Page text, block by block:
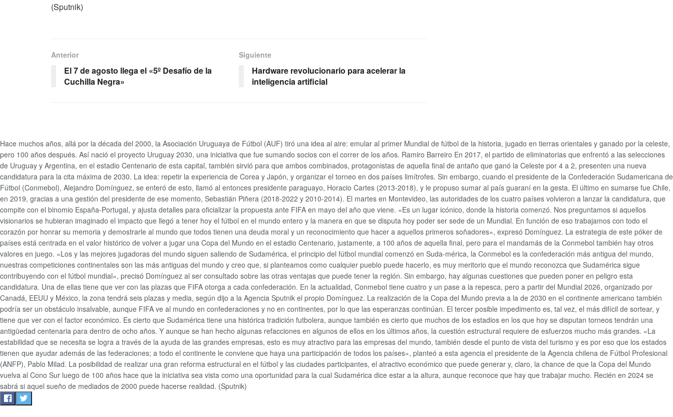
(Sputnik)
Anterior
El 7 de agosto llega el «5º Desafío de la
Cuchilla Negra»
Siguiente
Hardware revolucionario para acelerar la
inteligencia artificial
Hace muchos años, allá por la década del 2000, la Asociación Uruguaya de Fútbol (AUF) tiró una idea al aire: emular al primer Mundial de fútbol de la historia, jugado en tierras orientales y ganado por la celeste,
pero 100 años después. Así nació el proyecto Uruguay 2030, una iniciativa que fue sumando socios con el correr de los años. Ramiro Barreiro En 2017, el partido de eliminatorias que enfrentó a las selecciones
de Uruguay y Argentina, en el estadio Centenario de esta capital, también sirvió para que ambos combinados, protagonistas de aquella final de antaño que ganó la Celeste por 4 a 2, presenten una nueva
candidatura para la cita máxima de 2030. La idea: repetir la experiencia de Corea y Japón, y organizar el torneo en dos países limítrofes. Sin embargo, cuando el presidente de la Confederación Sudamericana de
Fútbol (Conmebol), Alejandro Domínguez, se enteró de esto, llamó al entonces presidente paraguayo, Horacio Cartes (2013-2018), y le propuso sumar al país guaraní en la gesta. El último en sumarse fue Chile,
en 2019, gracias a una gestión del presidente de ese momento, Sebastián Piñera (2018-2022 y 2010-2014). El martes en Montevideo, las autoridades de los cuatro países volvieron a lanzar la candidatura, que
compite con el binomio España-Portugal, y ajusta detalles para oficializar la propuesta ante FIFA en mayo del año que viene. «Es un lugar icónico, donde la historia comenzó. Nos preguntamos si aquellos
visionarios se hubieran imaginado el impacto que llegó a tener hoy el fútbol en el mundo entero y la manera en que se disputa hoy poder ser sede de un Mundial. En función de eso trabajamos con todo el
corazón por honrar su memoria y demostrarle al mundo que todos tienen una deuda moral y un reconocimiento que hacer a aquellos primeros soñadores», expresó Domínguez. La estrategia de este póker de
países está centrada en el valor histórico de volver a jugar una Copa del Mundo en el estadio Centenario, justamente, a 100 años de aquella final, pero para el mandamás de la Conmebol también hay otros
valores en juego. «Los y las mejores jugadoras del mundo siguen saliendo de Sudamérica, el principio del fútbol mundial comenzó en Suda-mérica, la Conmebol es la confederación más antigua del mundo,
nuestras competiciones continentales son las más antiguas del mundo y creo que, si planteamos como cualquier pueblo puede hacerlo, es muy meritorio que el mundo reconozca que Sudamérica sigue
contribuyendo con el fútbol mundial», precisó Domínguez al ser consultado sobre las otras ventajas que puede tener la región. Sin embargo, hay algunas cuestiones que pueden poner en peligro esta
candidatura. Una de ellas tiene que ver con las plazas que FIFA otorga a cada confederación. En la actualidad, Conmebol tiene cuatro y un pase a la repesca, pero a partir del Mundial 2026, organizado por
Canadá, EEUU y México, la zona tendrá seis plazas y media, según dijo a la Agencia Sputnik el propio Domínguez. La realización de la Copa del Mundo previa a la de 2030 en el continente americano también
podría ser un obstáculo insalvable, aunque FIFA ve al mundo en confederaciones y no en continentes, por lo que las esperanzas continúan. El tercer posible impedimento es, tal vez, el más difícil de sortear, y
tiene que ver con el factor económico. Es cierto que Sudamérica tiene una histórica tradición futbolera, aunque también es cierto que muchos de los estadios en los que hoy se disputan torneos tendrán una
antigüedad centenaria para dentro de ocho años. Y aunque se han hecho algunas refacciones en algunos de ellos en los últimos años, la cuestión estructural requiere de esfuerzos mucho más grandes. «La
estabilidad que se necesita se logra a través de la ayuda de las grandes empresas, esto es muy atractivo para las empresas del mundo, también desde el punto de vista del turismo y es por eso que los estados
tienen que ayudar además de las federaciones; a todo el continente le conviene que haya una participación de todos los países», planteó a esta agencia el presidente de la Agencia chilena de Fútbol Profesional
(ANFP), Pablo Milad. La posibilidad de realizar una gran reforma estructural en el fútbol y las ciudades participantes, el atractivo económico que puede generar y, claro, la chance de que la Copa del Mundo
vuelva al Cono Sur luego de 100 años hace que la iniciativa sea vista como una oportunidad para la cual Sudamérica dice estar a la altura, aunque reconoce que hay que trabajar mucho. Recién en 2024 se
sabrá si aquel sueño de mediados de 2000 puede hacerse realidad. (Sputnik)